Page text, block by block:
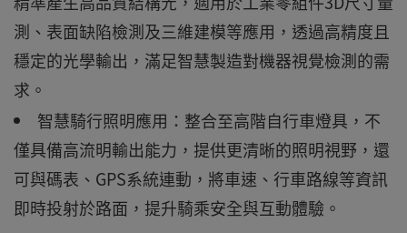
測、表面缺陷檢測及三維建模等應用，透過高精度且
穩定的光學輸出，滿足智慧製造對機器視覺檢測的需
求。
智慧騎行照明應用：整合至高階自行車燈具，不
僅具備高流明輸出能力，提供更清晰的照明視野，還
可與碼表、GPS系統連動，將車速、行車路線等資訊
即時投射於路面，提升騎乘安全與互動體驗。